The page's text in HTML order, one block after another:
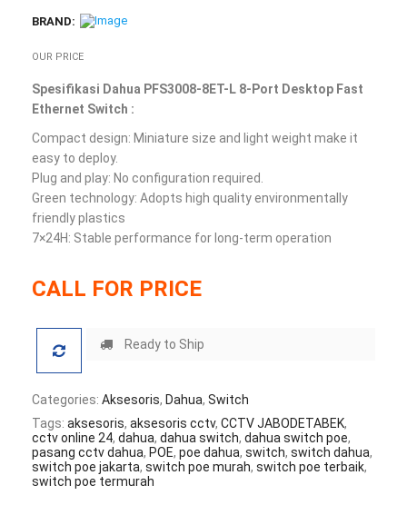
BRAND:
OUR PRICE
Spesifikasi Dahua PFS3008-8ET-L 8-Port Desktop Fast
Ethernet Switch :
Compact design: Miniature size and light weight make it
easy to deploy.
Plug and play: No configuration required.
Green technology: Adopts high quality environmentally
friendly plastics
7×24H: Stable performance for long-term operation
CALL FOR PRICE
Ready to Ship
Categories: Aksesoris, Dahua, Switch
Tags: aksesoris, aksesoris cctv, CCTV JABODETABEK,
cctv online 24, dahua, dahua switch, dahua switch poe,
pasang cctv dahua, POE, poe dahua, switch, switch dahua,
switch poe jakarta, switch poe murah, switch poe terbaik,
switch poe termurah